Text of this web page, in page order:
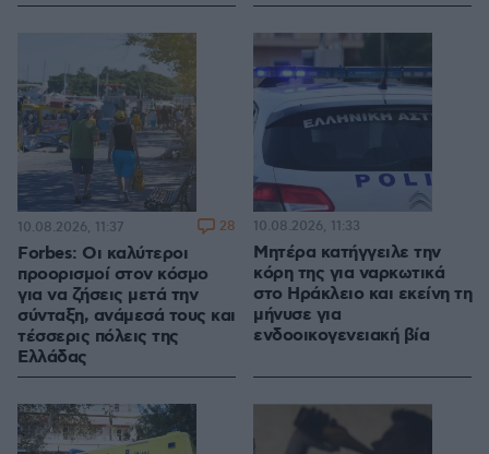
Forbes: Οι καλύτεροι
προορισμοί στον κόσμο
για να ζήσεις μετά την
σύνταξη, ανάμεσά τους και
τέσσερις πόλεις της
Ελλάδας
10.08.2026, 11:37 28
Μητέρα κατήγγειλε την
κόρη της για ναρκωτικά
στο Ηράκλειο και εκείνη τη
μήνυσε για
ενδοοικογενειακή βία
10.08.2026, 11:33